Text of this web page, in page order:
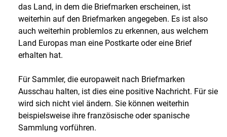
das Land, in dem die Briefmarken erscheinen, ist
weiterhin auf den Briefmarken angegeben. Es ist also
auch weiterhin problemlos zu erkennen, aus welchem
Land Europas man eine Postkarte oder eine Brief
erhalten hat.
Für Sammler, die europaweit nach Briefmarken
Ausschau halten, ist dies eine positive Nachricht. Für sie
wird sich nicht viel ändern. Sie können weiterhin
beispielsweise ihre französische oder spanische
Sammlung vorführen.